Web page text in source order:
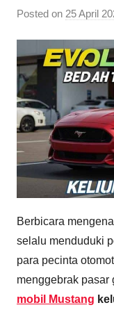
Posted on 25 April
Berbicara
selalu menduduki
para pecinta
menggebrak pasar
mobil Mustang